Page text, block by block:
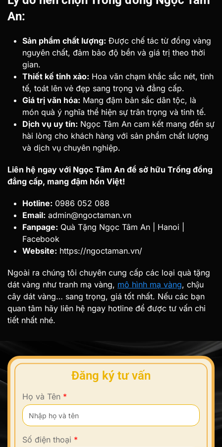
An:
Sản phẩm chất lượng: Được chế tác từ đồng vàng
nguyên chất, đảm bảo độ bền và giá trị theo thời
gian.
Thiết kế tinh xảo: Hoa văn chạm khắc sắc nét, tinh
tế, toát lên vẻ đẹp sang trọng và đẳng cấp.
Giá trị văn hóa: Mang đậm bản sắc dân tộc, là
món quà ý nghĩa thể hiện sự trân trọng và tinh tế.
Dịch vụ uy tín: Ngọc Tâm An cam kết mang đến sự
hài lòng cho khách hàng với sản phẩm chất lượng
và dịch vụ chuyên nghiệp.
Liên hệ ngay với Ngọc Tâm An để sở hữu Trống đồng
đẳng cấp, mang đậm hồn Việt!
Hotline: 0986 052 088
Email: admin@ngoctaman.vn
Fanpage: Quà Tặng Ngọc Tâm An | Hanoi |
Facebook
Website: https://ngoctaman.vn/
Ngoài ra chúng tôi chuyên cung cấp các loại quà tặng
dát vàng như tranh mạ vàng, mô hình mạ vàng, chậu
cây dát vàng… sang trọng, giá tốt nhất. Nếu các bạn
quan tâm hãy liên hệ ngay hotline để được tư vấn chi
tiết nhất nhé.
Đăng ký tư vấn
Họ và Tên *
Số điện thoại *